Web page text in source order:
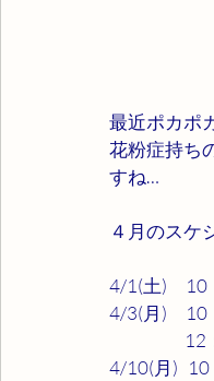
最近ポカポ
花粉症持ち
すね…
４月のスケ
4/1(土)　10
4/3(月)　10
12：
4/10(月)